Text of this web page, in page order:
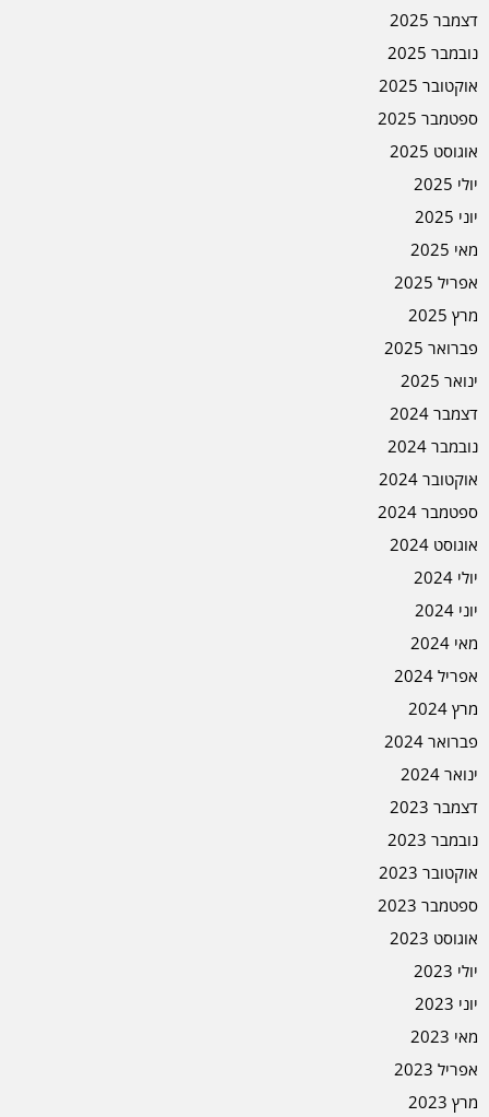
דצמבר 2025
נובמבר 2025
אוקטובר 2025
ספטמבר 2025
אוגוסט 2025
יולי 2025
יוני 2025
מאי 2025
אפריל 2025
מרץ 2025
פברואר 2025
ינואר 2025
דצמבר 2024
נובמבר 2024
אוקטובר 2024
ספטמבר 2024
אוגוסט 2024
יולי 2024
יוני 2024
מאי 2024
אפריל 2024
מרץ 2024
פברואר 2024
ינואר 2024
דצמבר 2023
נובמבר 2023
אוקטובר 2023
ספטמבר 2023
אוגוסט 2023
יולי 2023
יוני 2023
מאי 2023
אפריל 2023
מרץ 2023